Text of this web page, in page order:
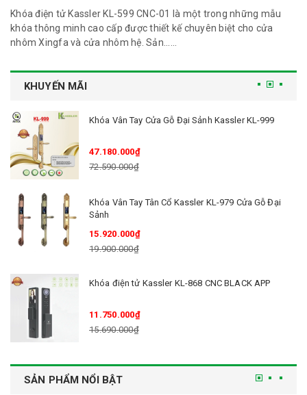
Khóa điện tử Kassler KL-599 CNC-01 là một trong những mẫu
khóa thông minh cao cấp được thiết kế chuyên biệt cho cửa
nhôm Xingfa và cửa nhôm hệ. Sản......
KHUYẾN MÃI
Khóa Vân Tay Cửa Gỗ Đại Sảnh Kassler KL-999
47.180.000₫
72.590.000₫
Khóa Vân Tay Tân Cổ Kassler KL-979 Cửa Gỗ Đại
Sảnh
15.920.000₫
19.900.000₫
Khóa điện tử Kassler KL-868 CNC BLACK APP
11.750.000₫
15.690.000₫
SẢN PHẨM NỔI BẬT